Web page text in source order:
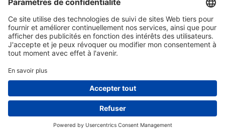
Informations personnelles
Commandes
Avoirs
Adresses